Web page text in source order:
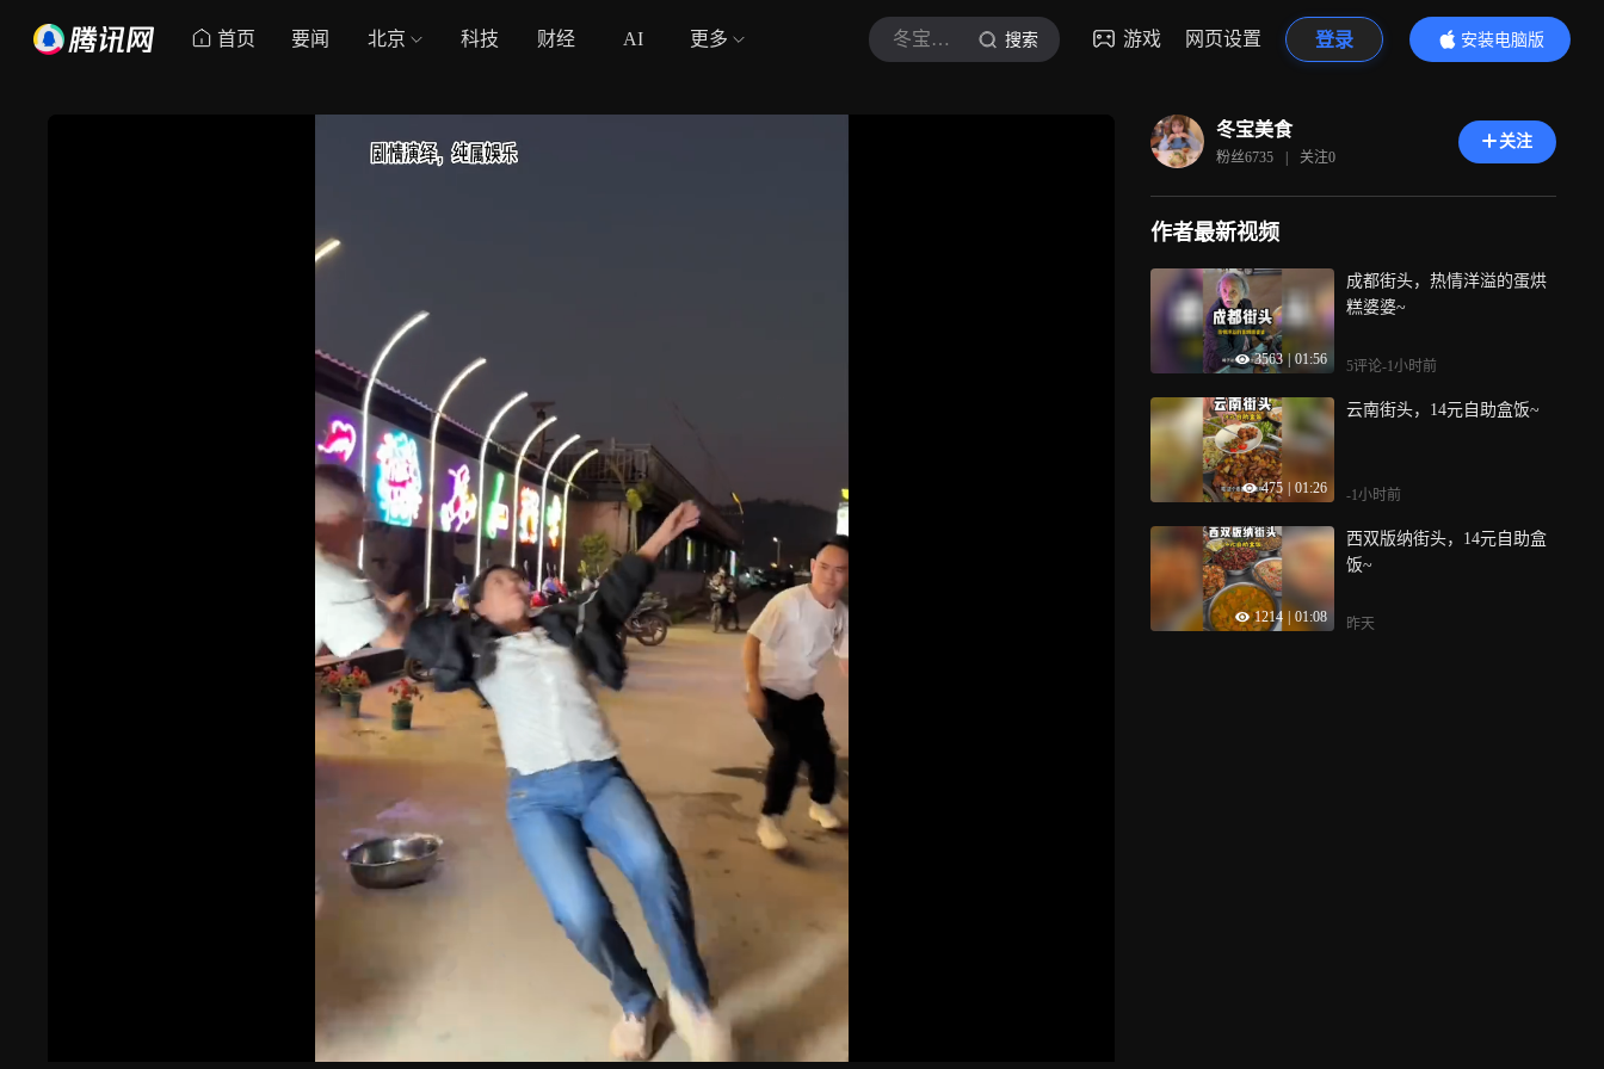
首页 要闻 北京 科技 财经 AI 更多 冬宝美食 搜索 游戏 网页设置 登录
安装电脑版
内容更精彩
冬宝美食
粉丝6735 | 关注0
关注
作者最新视频
3563 | 01:56
成都街头，热情洋溢的蛋烘
糕婆婆~
5评论-1小时前
475 01:26
云南街头，14元自助盒饭~
-1小时前
1214 01:08
西双版纳街头，14元自助盒
饭~
昨天